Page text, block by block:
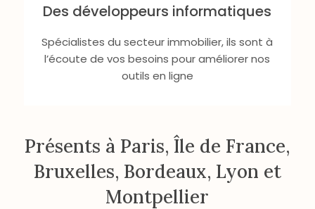
Des développeurs informatiques
Spécialistes du secteur immobilier, ils sont à
l’écoute de vos besoins pour améliorer nos
outils en ligne
Présents à Paris, Île de France,
Bruxelles, Bordeaux, Lyon et
Montpellier